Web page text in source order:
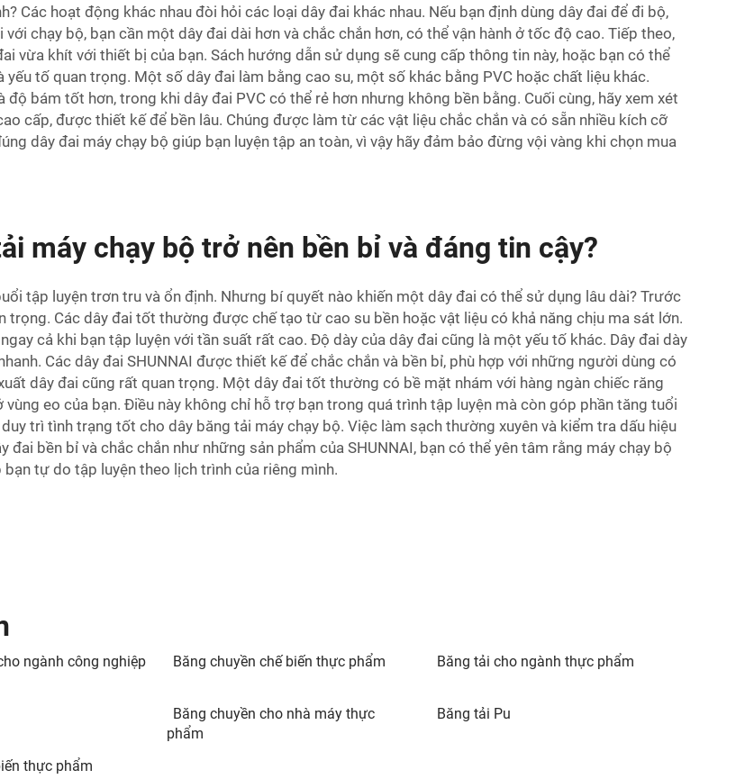
Các hoạt động khác nhau đòi hỏi các loại dây đai khác nhau. Nếu bạn định dùng dây đai để đi bộ,
chạy bộ, bạn cần một dây đai dài hơn và chắc chắn hơn, có thể vận hành ở tốc độ cao. Tiếp theo,
vừa khít với thiết bị của bạn. Sách hướng dẫn sử dụng sẽ cung cấp thông tin này, hoặc bạn có thể
tố quan trọng. Một số dây đai làm bằng cao su, một số khác bằng PVC hoặc chất liệu khác.
bám tốt hơn, trong khi dây đai PVC có thể rẻ hơn nhưng không bền bằng. Cuối cùng, hãy xem xét
cấp, được thiết kế để bền lâu. Chúng được làm từ các vật liệu chắc chắn và có sẵn nhiều kích cỡ
dây đai máy chạy bộ giúp bạn luyện tập an toàn, vì vậy hãy đảm bảo đừng vội vàng khi chọn mua
máy chạy bộ trở nên bền bỉ và đáng tin cậy?
tập luyện trơn tru và ổn định. Nhưng bí quyết nào khiến một dây đai có thể sử dụng lâu dài? Trước
trọng. Các dây đai tốt thường được chế tạo từ cao su bền hoặc vật liệu có khả năng chịu ma sát lớn.
cả khi bạn tập luyện với tần suất rất cao. Độ dày của dây đai cũng là một yếu tố khác. Dây đai dày
Các dây đai SHUNNAI được thiết kế để chắc chắn và bền bỉ, phù hợp với những người dùng có
dây đai cũng rất quan trọng. Một dây đai tốt thường có bề mặt nhám với hàng ngàn chiếc răng
eo của bạn. Điều này không chỉ hỗ trợ bạn trong quá trình tập luyện mà còn góp phần tăng tuổi
trì tình trạng tốt cho dây băng tải máy chạy bộ. Việc làm sạch thường xuyên và kiểm tra dấu hiệu
bền bỉ và chắc chắn như những sản phẩm của SHUNNAI, bạn có thể yên tâm rằng máy chạy bộ
tự do tập luyện theo lịch trình của riêng mình.
ngành công nghiệp
Băng chuyền chế biến thực phẩm Băng tải cho ngành thực phẩm
Băng chuyền cho nhà máy thực
phẩm
Băng tải Pu
thực phẩm